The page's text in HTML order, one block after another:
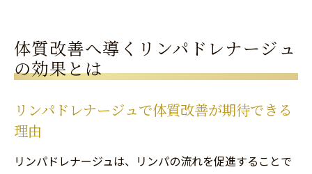
体質改善へ導くリンパドレナージュ
の効果とは
リンパドレナージュで体質改善が期待できる
理由
リンパドレナージュは、リンパの流れを促進することで